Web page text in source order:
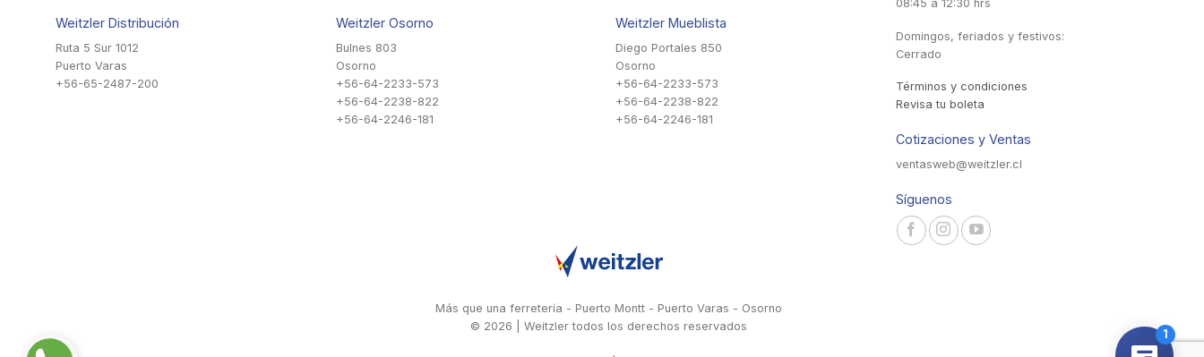
Weitzler Distribución
Ruta 5 Sur 1012
Puerto Varas
+56-65-2487-200
Weitzler Osorno
Bulnes 803
Osorno
+56-64-2233-573
+56-64-2238-822
+56-64-2246-181
Weitzler Mueblista
Diego Portales 850
Osorno
+56-64-2233-573
+56-64-2238-822
+56-64-2246-181
08:45 a 12:30 hrs
Domingos, feriados y festivos:
Cerrado
Términos y condiciones
Revisa tu boleta
Cotizaciones y Ventas
ventasweb@weitzler.cl
Síguenos
Más que una ferretería - Puerto Montt - Puerto Varas - Osorno
© 2026 | Weitzler todos los derechos reservados